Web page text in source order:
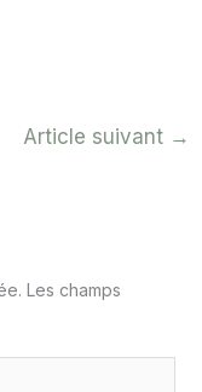
Article suivant →
Les champs